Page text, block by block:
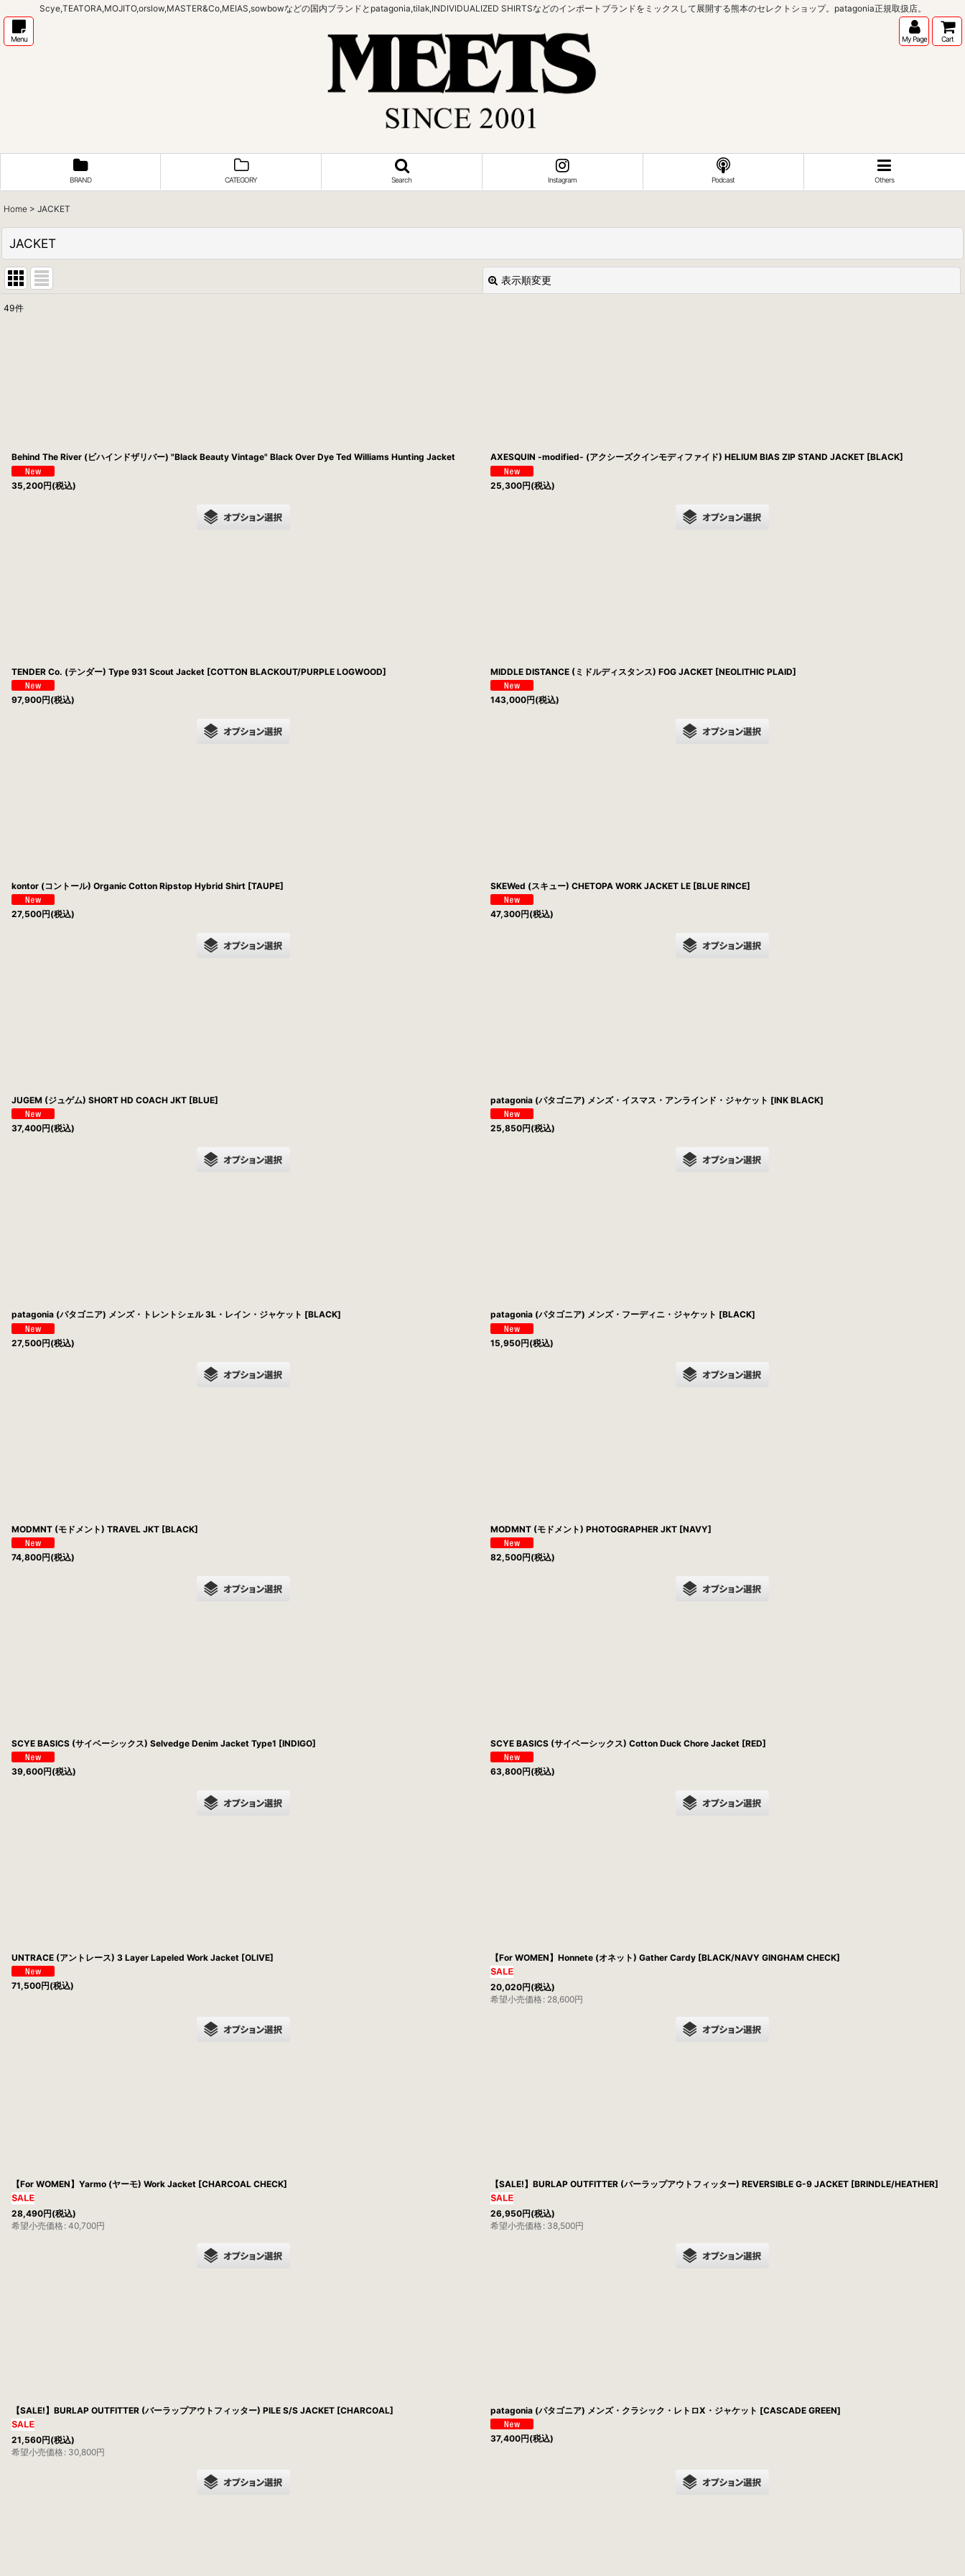
Scye,TEATORA,MOJITO,orslow,MASTER&Co,MEIAS,sowbowなどの国内ブランドとpatagonia,tilak,INDIVIDUALIZED SHIRTSなどのインポートブランドをミックスして展開する熊本のセレクトショップ。patagonia正規取扱店。
Menu My Page Cart
BRAND CATEGORY Search Instagram Podcast Others
Home > JACKET
JACKET
表示順変更
49件
Behind The River (ビハインドザリバー) "Black Beauty Vintage" Black Over Dye Ted Williams Hunting Jacket
35,200円(税込)
AXESQUIN -modified- (アクシーズクインモディファイド) HELIUM BIAS ZIP STAND JACKET [BLACK]
25,300円(税込)
TENDER Co. (テンダー) Type 931 Scout Jacket [COTTON BLACKOUT/PURPLE LOGWOOD]
97,900円(税込)
MIDDLE DISTANCE (ミドルディスタンス) FOG JACKET [NEOLITHIC PLAID]
143,000円(税込)
kontor (コントール) Organic Cotton Ripstop Hybrid Shirt [TAUPE]
27,500円(税込)
SKEWed (スキュー) CHETOPA WORK JACKET LE [BLUE RINCE]
47,300円(税込)
JUGEM (ジュゲム) SHORT HD COACH JKT [BLUE]
37,400円(税込)
patagonia (パタゴニア) メンズ・イスマス・アンラインド・ジャケット [INK BLACK]
25,850円(税込)
patagonia (パタゴニア) メンズ・トレントシェル 3L・レイン・ジャケット [BLACK]
27,500円(税込)
patagonia (パタゴニア) メンズ・フーディニ・ジャケット [BLACK]
15,950円(税込)
MODMNT (モドメント) TRAVEL JKT [BLACK]
74,800円(税込)
MODMNT (モドメント) PHOTOGRAPHER JKT [NAVY]
82,500円(税込)
SCYE BASICS (サイベーシックス) Selvedge Denim Jacket Type1 [INDIGO]
39,600円(税込)
SCYE BASICS (サイベーシックス) Cotton Duck Chore Jacket [RED]
63,800円(税込)
UNTRACE (アントレース) 3 Layer Lapeled Work Jacket [OLIVE]
71,500円(税込)
【For WOMEN】Honnete (オネット) Gather Cardy [BLACK/NAVY GINGHAM CHECK]
20,020円(税込)
希望小売価格 : 28,600円
【For WOMEN】Yarmo (ヤーモ) Work Jacket [CHARCOAL CHECK]
28,490円(税込)
希望小売価格 : 40,700円
【SALE!】BURLAP OUTFITTER (バーラップアウトフィッター) REVERSIBLE G-9 JACKET [BRINDLE/HEATHER]
26,950円(税込)
希望小売価格 : 38,500円
【SALE!】BURLAP OUTFITTER (バーラップアウトフィッター) PILE S/S JACKET [CHARCOAL]
21,560円(税込)
希望小売価格 : 30,800円
patagonia (パタゴニア) メンズ・クラシック・レトロX・ジャケット [CASCADE GREEN]
37,400円(税込)